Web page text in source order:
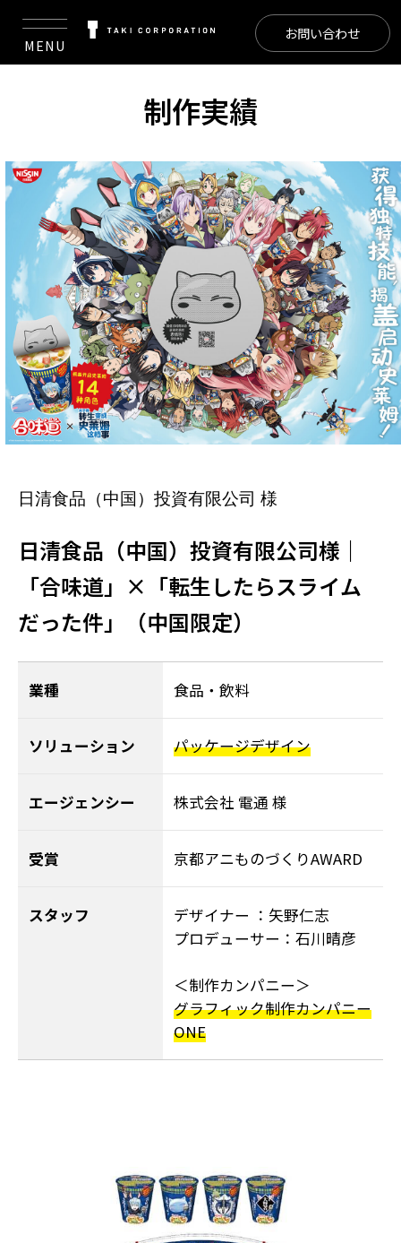
MENU
お問い合わせ
制作実績
日清食品（中国）投資有限公司 様
日清食品（中国）投資有限公司様｜
「合味道」×「転生したらスライム
だった件」（中国限定）
業種 食品・飲料
ソリューション パッケージデザイン
エージェンシー 株式会社 電通 様
受賞 京都アニものづくりAWARD
スタッフ
デザイナー ：矢野仁志
プロデューサー：石川晴彦
＜制作カンパニー＞
グラフィック制作カンパニー
ONE